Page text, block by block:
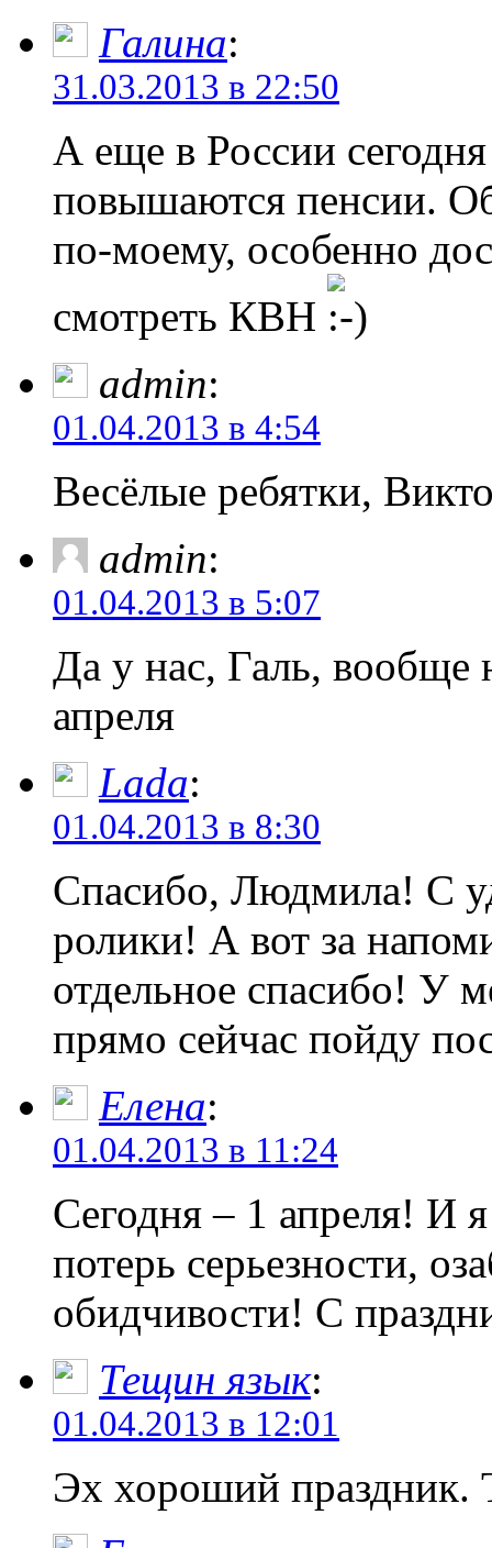
Галина:
31.03.2013 в 22:50
А еще в России
повышаются пенсии.
по-моему, особенно
смотреть КВН
admin:
01.04.2013 в 4:54
Весёлые ребятки,
admin:
01.04.2013 в 5:07
Да у нас, Галь, вообще
апреля
Lada:
01.04.2013 в 8:30
Спасибо, Людмила! С
ролики! А вот за
отдельное спасибо! У
прямо сейчас пойду
Елена:
01.04.2013 в 11:24
Сегодня – 1 апреля! И
потерь серьезности,
обидчивости! С
Тещин язык:
01.04.2013 в 12:01
Эх хороший праздник.